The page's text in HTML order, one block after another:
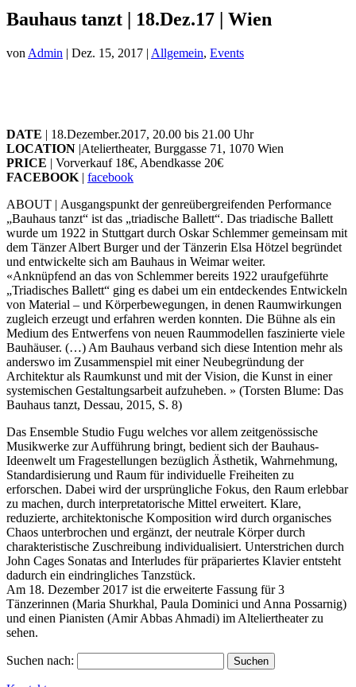
Bauhaus tanzt | 18.Dez.17 | Wien
von Admin | Dez. 15, 2017 | Allgemein, Events
DATE | 18.Dezember.2017, 20.00 bis 21.00 Uhr
LOCATION |Ateliertheater, Burggasse 71, 1070 Wien
PRICE | Vorverkauf 18€, Abendkasse 20€
FACEBOOK | facebook
ABOUT | Ausgangspunkt der genreübergreifenden Performance
„Bauhaus tanzt“ ist das „triadische Ballett“. Das triadische Ballett
wurde um 1922 in Stuttgart durch Oskar Schlemmer gemeinsam mit
dem Tänzer Albert Burger und der Tänzerin Elsa Hötzel begründet
und entwickelte sich am Bauhaus in Weimar weiter.
«Anknüpfend an das von Schlemmer bereits 1922 uraufgeführte
„Triadisches Ballett“ ging es dabei um ein entdeckendes Entwickeln
von Material – und Körperbewegungen, in denen Raumwirkungen
zugleich erzeugt und erfahren werden konnten. Die Bühne als ein
Medium des Entwerfens von neuen Raummodellen faszinierte viele
Bauhäuser. (…) Am Bauhaus verband sich diese Intention mehr als
anderswo im Zusammenspiel mit einer Neubegründung der
Architektur als Raumkunst und mit der Vision, die Kunst in einer
systemischen Gestaltungsarbeit aufzuheben. » (Torsten Blume: Das
Bauhaus tanzt, Dessau, 2015, S. 8)
Das Ensemble Studio Fugu welches vor allem zeitgenössische
Musikwerke zur Aufführung bringt, bedient sich der Bauhaus-
Ideenwelt um Fragestellungen bezüglich Ästhetik, Wahrnehmung,
Standardisierung und Raum für individuelle Freiheiten zu
erforschen. Dabei wird der ursprüngliche Fokus, den Raum erlebbar
zu machen, durch interpretatorische Mittel erweitert. Klare,
reduzierte, architektonische Komposition wird durch organisches
Chaos unterbrochen und ergänzt, der neutrale Körper durch
charakteristische Zuschreibung individualisiert. Unterstrichen durch
John Cages Sonatas and Interludes für präpariertes Klavier entsteht
dadurch ein eindringliches Tanzstück.
Am 18. Dezember 2017 ist die erweiterte Fassung für 3
Tänzerinnen (Maria Shurkhal, Paula Dominici und Anna Possarnig)
und einen Pianisten (Amir Abbas Ahmadi) im Alteliertheater zu
sehen.
Suchen nach: